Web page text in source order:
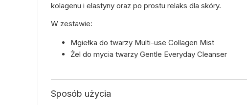
kolagenu i elastyny oraz po prostu relaks dla skóry.
W zestawie:
Mgiełka do twarzy Multi-use Collagen Mist
Żel do mycia twarzy Gentle Everyday Cleanser
Sposób użycia